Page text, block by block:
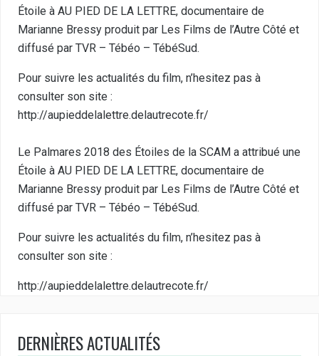
Étoile à AU PIED DE LA LETTRE, documentaire de
Marianne Bressy produit par Les Films de l’Autre Côté et
diffusé par TVR – Tébéo – TébéSud.
Pour suivre les actualités du film, n’hesitez pas à
consulter son site :
http://aupieddelalettre.delautrecote.fr/
Le Palmares 2018 des Étoiles de la SCAM a attribué une
Étoile à AU PIED DE LA LETTRE, documentaire de
Marianne Bressy produit par Les Films de l’Autre Côté et
diffusé par TVR – Tébéo – TébéSud.
Pour suivre les actualités du film, n’hesitez pas à
consulter son site :
http://aupieddelalettre.delautrecote.fr/
DERNIÈRES ACTUALITÉS